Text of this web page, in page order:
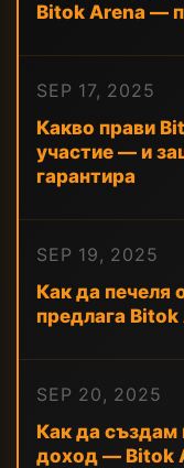
Bitok Arena —
SEP 17, 2025
Какво прави
участие — и
гарантира
SEP 19, 2025
Как да печеля
предлага Bitok
SEP 20, 2025
Как да създам
доход — Bitok